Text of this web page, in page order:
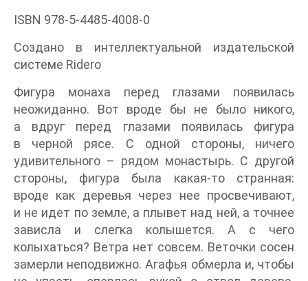
ISBN 978-5-4485-4008-0
Создано в интеллектуальной издательской
системе Ridero
Фигура монаха перед глазами появилась
неожиданно. Вот вроде бы не было никого,
а вдруг перед глазами появилась фигура
в черной рясе. С одной стороны, ничего
удивительного – рядом монастырь. С другой
стороны, фигура была какая-то странная:
вроде как деревья через нее просвечивают,
и не идет по земле, а плывет над ней, а точнее
зависла и слегка колышется. А с чего
колыхаться? Ветра нет совсем. Веточки сосен
замерли неподвижно. Агафья обмерла и, чтобы